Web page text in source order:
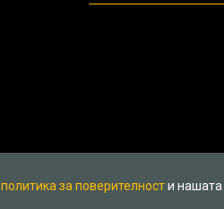
политика за поверителности нашата